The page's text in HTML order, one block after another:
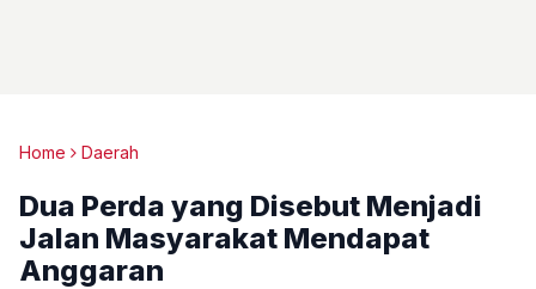
Home Daerah
Dua Perda yang Disebut Menjadi
Jalan Masyarakat Mendapat
Anggaran